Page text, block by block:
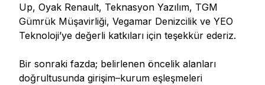
Up, Oyak Renault, Teknasyon Yazılım, TGM
Gümrük Müşavirliği, Vegamar Denizcilik ve YEO
Teknoloji’ye değerli katkıları için teşekkür ederiz.
Bir sonraki fazda; belirlenen öncelik alanları
doğrultusunda girişim–kurum eşleşmeleri